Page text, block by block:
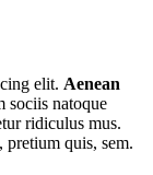
elit. Aenean
sociis natoque
ridiculus mus.
pretium quis, sem.